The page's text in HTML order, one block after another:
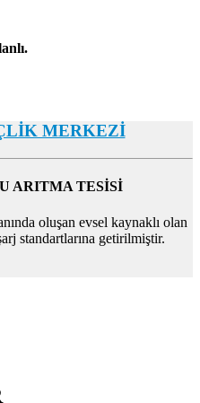
MERKEZİ
ARITMA TESİSİ
oluşan evsel kaynaklı olan
standartlarına getirilmiştir.